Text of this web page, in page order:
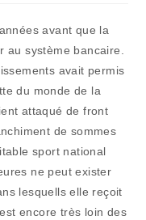
avant que la
au système bancaire.
avait permis
du monde de la
attaqué de front
de sommes
sport national
ne peut exister
lesquells elle reçoit
encore très loin des